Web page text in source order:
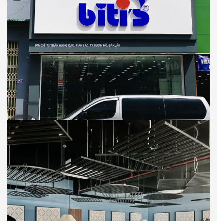
BITI’S SHOWROOM
Thi Công Showroom Cửa Hàng Biti’s Tại
Trần Hưng Đạo, Thị xã Buôn Hồ, Tỉnh Đắk
Lắk